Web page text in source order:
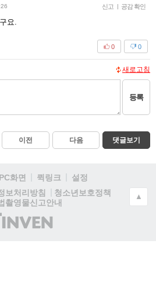
신고 | 공감 확인
요.
0
0
새로고침
등록
이전 다음 댓글보기
PC화면 퀵링크
설정
보처리방침
청소년보호정책
촬영물신고안내
(주)
인
▲